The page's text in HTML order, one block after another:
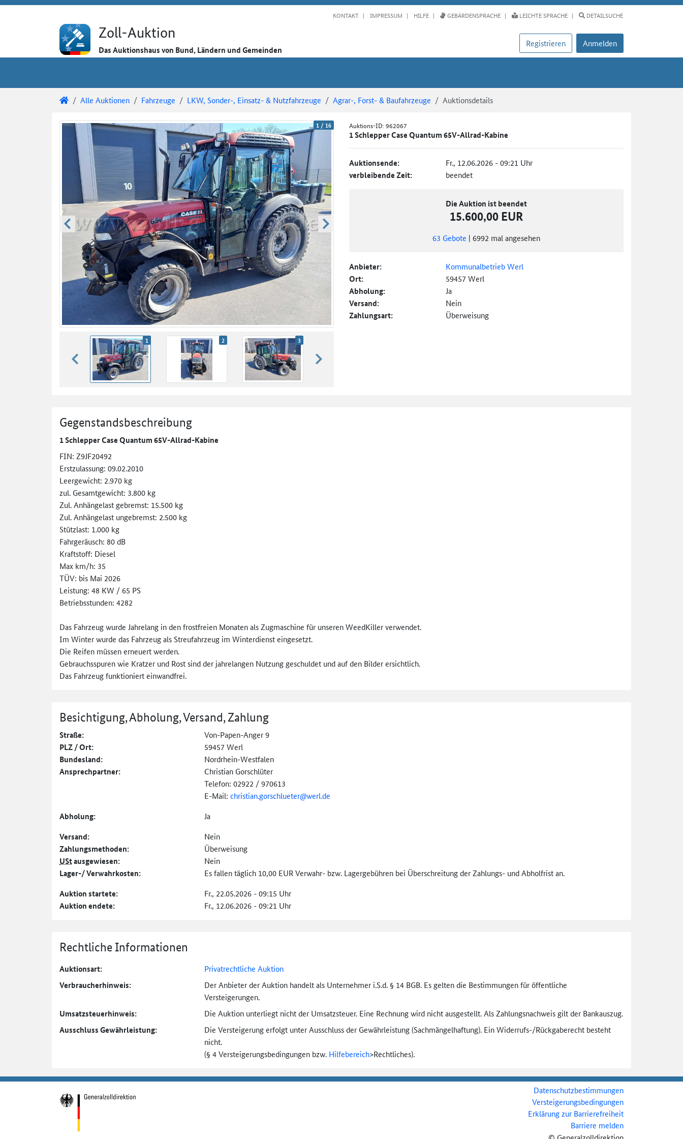
KONTAKT IMPRESSUM HILFE GEBÄRDENSPRACHE LEICHTE SPRACHE DETAILSUCHE
Zoll-Auktion
Das Auktionshaus von Bund, Ländern und Gemeinden
Registrieren Anmelden
Zoll-Auktion
Alle Auktionen Fahrzeuge LKW, Sonder-, Einsatz- & Nutzfahrzeuge Agrar-, Forst- & Baufahrzeuge Auktionsdetails
Auktionsdetails
Auktionsüberblick 1 /16
zurück blättern weiter blättern
zurück blättern
1 2 3
weiter blättern
Auktions-ID:962067
1 Schlepper Case Quantum 65V-Allrad-Kabine
Auktionsende: Fr., 12.06.2026 - 09:21 Uhr
verbleibende Zeit: beendet
Die Auktion ist beendet
15.600,00 EUR
63 Gebote | 6992 mal angesehen
Anbieter: Kommunalbetrieb Werl
Ort: 59457 Werl
Abholung: Ja
Versand: Nein
Zahlungsart: Überweisung
Gegenstandsbeschreibung
1 Schlepper Case Quantum 65V-Allrad-Kabine
FIN: Z9JF20492
Erstzulassung: 09.02.2010
Leergewicht: 2.970 kg
zul. Gesamtgewicht: 3.800 kg
Zul. Anhängelast gebremst: 15.500 kg
Zul. Anhängelast ungebremst: 2.500 kg
Stützlast: 1.000 kg
Fahrgeräusch: 80 dB
Kraftstoff: Diesel
Max km/h: 35
TÜV: bis Mai 2026
Leistung: 48 KW / 65 PS
Betriebsstunden: 4282
Das Fahrzeug wurde Jahrelang in den frostfreien Monaten als Zugmaschine für unseren WeedKiller verwendet.
Im Winter wurde das Fahrzeug als Streufahrzeug im Winterdienst eingesetzt.
Die Reifen müssen erneuert werden.
Gebrauchsspuren wie Kratzer und Rost sind der jahrelangen Nutzung geschuldet und auf den Bilder ersichtlich.
Das Fahrzeug funktioniert einwandfrei.
Besichtigung, Abholung, Versand, Zahlung
Straße: Von-Papen-Anger 9
PLZ / Ort: 59457 Werl
Bundesland: Nordrhein-Westfalen
Ansprechpartner:
Christian Gorschlüter
Telefon: 02922 / 970613
E-Mail: christian.gorschlueter@werl.de
Abholung: Ja
Versand: Nein
Zahlungs­methoden: Überweisung
UStausgewiesen: Nein
Lager-/ Verwahrkosten: Es fallen täglich 10,00 EUR Verwahr- bzw. Lagergebühren bei Überschreitung der Zahlungs- und Abholfrist an.
Auktion startete: Fr., 22.05.2026 - 09:15 Uhr
Auktion endete: Fr., 12.06.2026 - 09:21 Uhr
Rechtliche Informationen
Auktionsart: Privatrechtliche Auktion
Verbraucher­hinweis:
Der Anbieter der Auktion handelt als Unternehmer i.S.d. § 14 BGB. Es gelten die Bestimmungen für öffentliche
Versteigerungen.
Umsatzsteuer­hinweis: Die Auktion unterliegt nicht der Umsatzsteuer. Eine Rechnung wird nicht ausgestellt. Als Zahlungsnachweis gilt der Bankauszug.
Ausschluss Gewährleistung: Die Versteigerung erfolgt unter Ausschluss der Gewährleistung (Sachmängel­haftung). Ein Widerrufs-/Rückgaberecht besteht
nicht.
(§ 4 Versteigerungs­bedingungen bzw. Hilfebereich>Rechtliches).
Datenschutzbestimmungen
Versteigerungsbedingungen
Erklärung zur Barrierefreiheit
Barriere melden